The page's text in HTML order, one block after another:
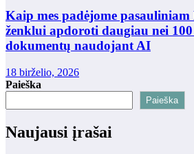
Kaip mes padėjome
ženklui apdoroti daugiau nei
dokumentų naudojant AI
18 birželio, 2026
Paieška
Paieška
Naujausi įrašai